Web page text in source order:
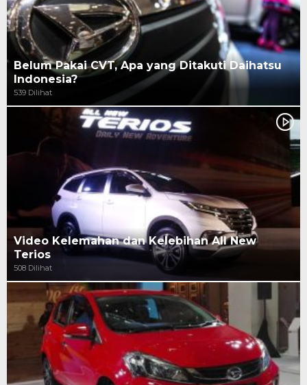
Belum Pakai CVT, Apa yang Ditakuti Daihatsu
Indonesia?
539 Dilihat
Video Kelemahan dan Kelebihan All New
Terios
508 Dilihat